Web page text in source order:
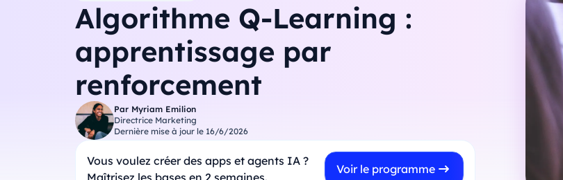
Algorithme Q-Learning :
apprentissage par
renforcement
Par Myriam Emilion
Directrice Marketing
Dernière mise à jour le 16/6/2026
Vous voulez créer des apps et agents IA ?
Maîtrisez les bases en 2 semaines.
Voir le programme